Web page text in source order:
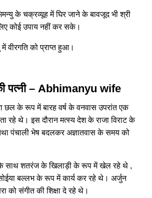
के चक्रव्यूह में घिर जाने के बावजूद भी श्री
कोई उपाय नहीं कर सके।
वीरगति को प्राप्त हुआ।
पत्नी – Abhimanyu wife
छल के रूप में बारह वर्ष के वनवास उपरांत एक
रहे थे। इस दौरान मत्स्य देश के राजा विराट के
पंचाली भेष बदलकर अज्ञातवास के समय को
के साथ शतरंज के खिलाड़ी के रूप में खेल रहे थे ,
बल्लभ के रूप में कार्य कर रहे थे। अर्जुन
को संगीत की शिक्षा दे रहे थे।